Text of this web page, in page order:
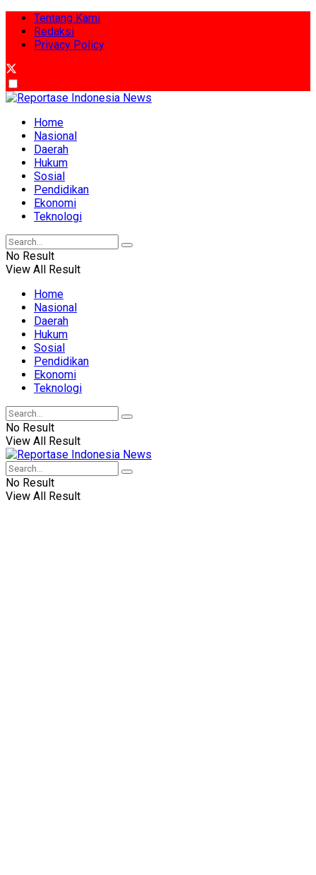
Tentang Kami
Redaksi
Privacy Policy
Home
Nasional
Daerah
Hukum
Sosial
Pendidikan
Ekonomi
Teknologi
No Result
View All Result
Home
Nasional
Daerah
Hukum
Sosial
Pendidikan
Ekonomi
Teknologi
No Result
View All Result
No Result
View All Result